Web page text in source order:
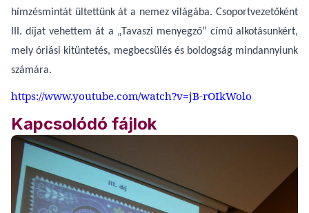
hímzésmintát ültettünk át a nemez világába. Csoportvezetőként
III. díjat vehettem át a „Tavaszi menyegző” című alkotásunkért,
mely óriási kitüntetés, megbecsülés és boldogság mindannyiunk
számára.
https://www.youtube.com/watch?v=jB-rOIkWolo
Kapcsolódó fájlok